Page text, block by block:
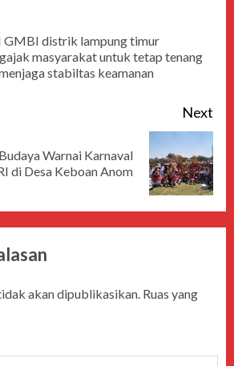
GMBI distrik lampung timur
masyarakat untuk tetap tenang
stabiltas keamanan
Next
Warnai Karnaval
di Desa Keboan Anom
akan dipublikasikan. Ruas yang